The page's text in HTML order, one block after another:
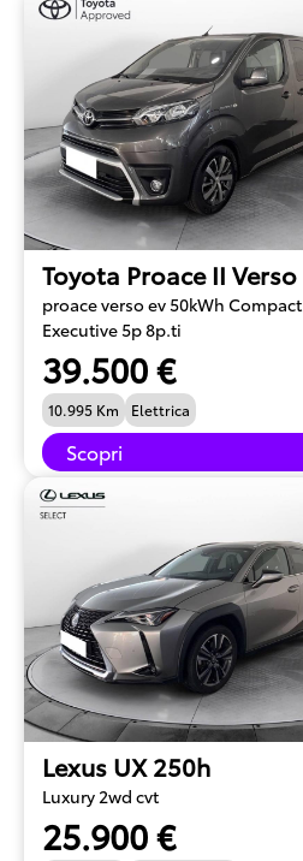
Toyota Proace II Verso
proace verso ev 50kWh Compact
Executive 5p 8p.ti
39.500 €
10.995 Km Elettrica
Scopri
Lexus UX 250h
Luxury 2wd cvt
25.900 €